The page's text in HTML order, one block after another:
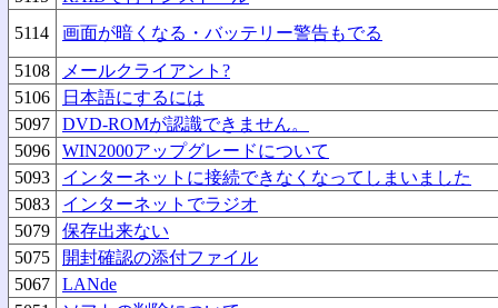
5114
画面が暗くなる・バッテリー警告もでる
5108
メールクライアント?
5106
日本語にするには
5097
DVD-ROMが認識できません。
5096
WIN2000アップグレードについて
5093
インターネットに接続できなくなってしまいました
5083
インターネットでラジオ
5079
保存出来ない
5075
開封確認の添付ファイル
5067
LANde